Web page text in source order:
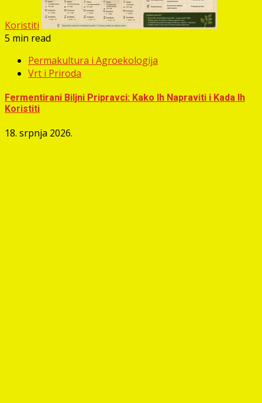
Koristiti
5 min read
Permakultura i Agroekologija
Vrt i Priroda
Fermentirani Biljni Pripravci: Kako Ih Napraviti i Kada Ih
Koristiti
18. srpnja 2026.